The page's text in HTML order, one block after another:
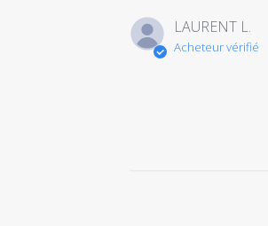
LAURENT L.
Acheteur vérifié